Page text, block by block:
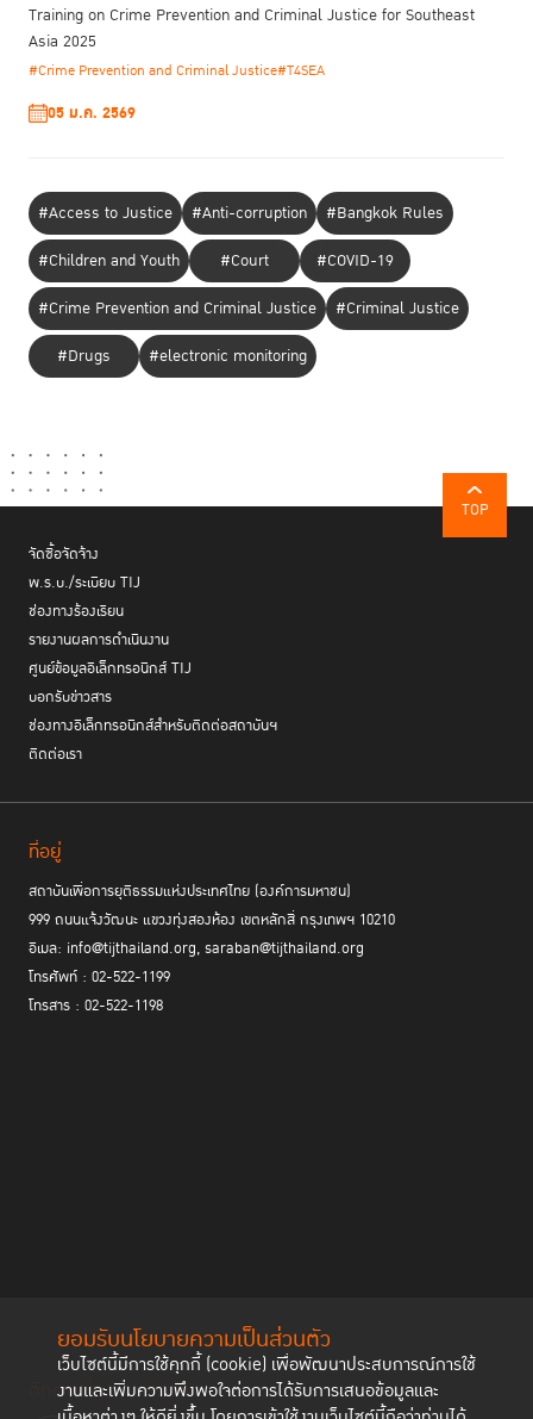
ยอมรับนโยบายความเป็นส่วนตัว
เว็บไซต์นี้มีการใช้คุกกี้ (cookie) เพื่อพัฒนาประสบการณ์การใช้
งานและเพิ่มความพึงพอใจต่อการได้รับการเสนอข้อมูลและ
Training on Crime Prevention and Criminal Justice for Southeast
Asia 2025
#Crime Prevention and Criminal Justice#T4SEA
05 ม.ค. 2569
#Access to Justice #Anti-corruption
#Bangkok Rules
#Children and Youth
#Court
#COVID-19
#Crime Prevention and Criminal Justice
#Criminal Justice
#Drugs
#electronic monitoring
TOP
จัดซื้อจัดจ้าง
พ.ร.บ./ระเบียบ TIJ
ช่องทางร้องเรียน
รายงานผลการดำเนินงาน
ศูนย์ข้อมูลอิเล็กทรอนิกส์ TIJ
บอกรับข่าวสาร
ช่องทางอิเล็กทรอนิกส์สำหรับติดต่อสถาบันฯ
ติดต่อเรา
ที่อยู่
สถาบันเพื่อการยุติธรรมแห่งประเทศไทย (องค์การมหาชน)
999 ถนนแจ้งวัฒนะ แขวงทุ่งสองห้อง เขตหลักสี่ กรุงเทพฯ 10210
อีเมล: info@tijthailand.org, saraban@tijthailand.org
โทรศัพท์ : 02-522-1199
โทรสาร : 02-522-1198
ติดตามช่องทาง social